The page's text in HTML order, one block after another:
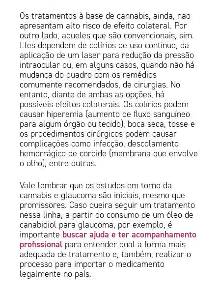
Os tratamentos à base de cannabis, ainda, não
apresentam alto risco de efeito colateral. Por
outro lado, aqueles que são convencionais, sim.
Eles dependem de colírios de uso contínuo, da
aplicação de um laser para redução da pressão
intraocular ou, em alguns casos, quando não há
mudança do quadro com os remédios
comumente recomendados, de cirurgias. No
entanto, diante de ambas as opções, há
possíveis efeitos colaterais. Os colírios podem
causar hiperemia (aumento de fluxo sanguíneo
para algum órgão ou tecido), boca seca, tosse e
os procedimentos cirúrgicos podem causar
complicações como infecção, descolamento
hemorrágico de coroide (membrana que envolve
o olho), entre outras.
Vale lembrar que os estudos em torno da
cannabis e glaucoma são iniciais, mesmo que
promissores. Caso queira seguir um tratamento
nessa linha, a partir do consumo de um óleo de
canabidiol para glaucoma, por exemplo, é
importante buscar ajuda e ter acompanhamento
profissional para entender qual a forma mais
adequada de tratamento e, também, realizar o
processo para importar o medicamento
legalmente no país.